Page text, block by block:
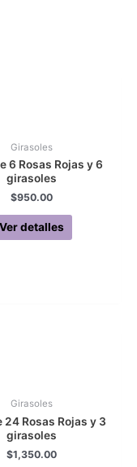
Girasoles
6 Rosas Rojas y 6
girasoles
$950.00
Ver detalles
Girasoles
24 Rosas Rojas y 3
girasoles
$1,350.00